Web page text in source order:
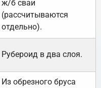
ж/б сваи
(рассчитываются
отдельно).
Рубероид в два слоя.
Из обрезного бруса